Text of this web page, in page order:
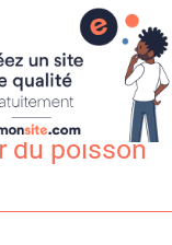
Kocjan &
du poisson